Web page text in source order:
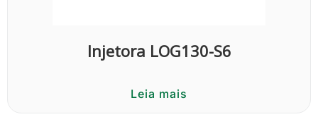
Injetora LOG130-S6
Leia mais